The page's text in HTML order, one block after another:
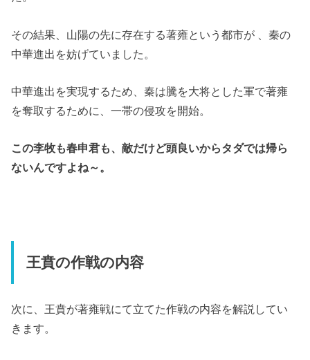
その結果、山陽の先に存在する著雍という都市が 、秦の
中華進出を妨げていました。
中華進出を実現するため、秦は騰を大将とした軍で著雍
を奪取するために、一帯の侵攻を開始。
この李牧も春申君も、敵だけど頭良いからタダでは帰ら
ないんですよね～。
王賁の作戦の内容
次に、王賁が著雍戦にて立てた作戦の内容を解説してい
きます。